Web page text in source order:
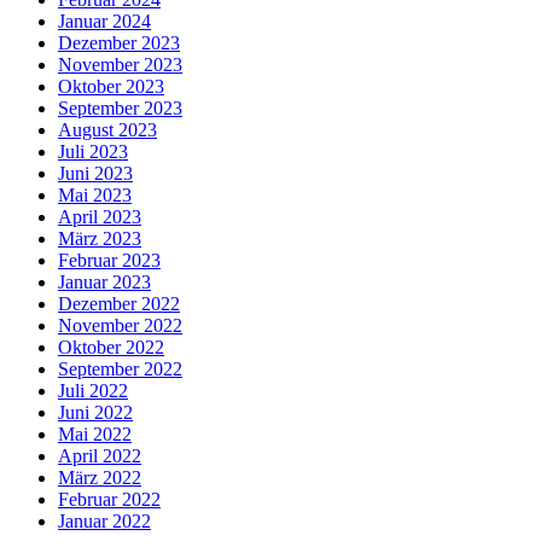
Januar 2024
Dezember 2023
November 2023
Oktober 2023
September 2023
August 2023
Juli 2023
Juni 2023
Mai 2023
April 2023
März 2023
Februar 2023
Januar 2023
Dezember 2022
November 2022
Oktober 2022
September 2022
Juli 2022
Juni 2022
Mai 2022
April 2022
März 2022
Februar 2022
Januar 2022